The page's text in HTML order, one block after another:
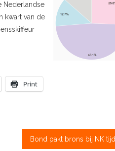
Nederlandse
kwart van de
Print